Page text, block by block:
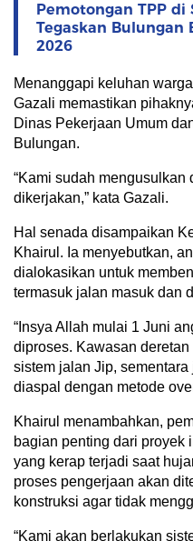
Pemotongan TPP
Tegaskan Bulungan
2026
Menanggapi keluhan
Gazali memastikan
Dinas Pekerjaan Umum
Bulungan.
“Kami sudah mengusulkan
dikerjakan,” kata Gazali.
Hal senada disampaikan
Khairul. Ia menyebutkan,
dialokasikan untuk
termasuk jalan masuk dan
“Insya Allah mulai 1 Juni
diproses. Kawasan
sistem jalan Jip,
diaspal dengan metode
Khairul menambahkan,
bagian penting dari proyek
yang kerap terjadi saat
proses pengerjaan akan
konstruksi agar tidak
“Kami akan berlakukan